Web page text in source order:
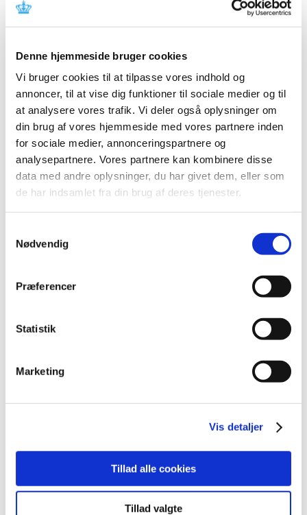
Denne hjemmeside bruger cookies
Vi bruger cookies til at tilpasse vores indhold og
annoncer, til at vise dig funktioner til sociale medier og til
at analysere vores trafik. Vi deler også oplysninger om
din brug af vores hjemmeside med vores partnere inden
for sociale medier, annonceringspartnere og
analysepartnere. Vores partnere kan kombinere disse
data med andre oplysninger, du har givet dem, eller som
de har indsamlet fra din brug af deres tjenester.
Nødvendig
Præferencer
Statistik
Marketing
Vis detaljer
Tillad alle cookies
Tillad valgte
2026 (84)
2025 (158)
2024 (224)
2022 (197)
2021 (516)
december (50)
november (51)
oktober (45)
september (57)
august (33)
juli (45)
maj (40)
marts (56)
januar (26)
2018 (150)
2012 (44)